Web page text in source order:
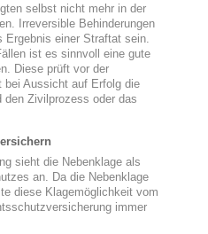
selbst nicht mehr in der
Irreversible Behinderungen
Ergebnis einer Straftat sein.
ist es sinnvoll eine gute
Diese prüft vor der
bei Aussicht auf Erfolg die
den Zivilprozess oder das
sieht die Nebenklage als
an. Da die Nebenklage
diese Klagemöglichkeit vom
immer